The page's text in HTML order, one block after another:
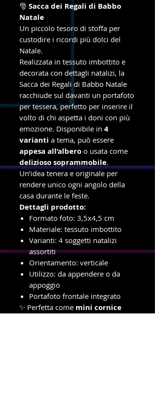
🎅 Sacca dei Regali di Babbo
Natale
Un piccolo tesoro di stoffa per
custodire i ricordi più dolci del
Natale.
Realizzata in tessuto imbottito e
decorata con dettagli natalizi, la
Sacca dei Regali di Babbo Natale
racchiude sul davanti un portafoto
per tessera, perfetto per inserire il
volto di chi aspetta i doni con più
emozione. Disponibile in 4
varianti a tema, può essere
appesa all’albero o usata come
delizioso soprammobile.
Un’idea tenera e originale per
rendere unico ogni angolo della
casa durante le feste.
Dettagli prodotto:
Formato foto: 3,5x4,5 cm
Materiale: tessuto imbottito
Varianti: 4 soggetti natalizi
assortiti
Orientamento: verticale
Utilizzo: da appendere o da
appoggio
Portafoto frontale integrato
✨ Perfetta come mini cornice